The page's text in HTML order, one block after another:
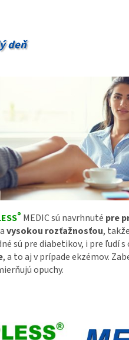
deň
® MEDIC sú navrhnuté pre
vysokou rozťažnosťou,
sú pre diabetikov, i pre ľudí
, a to aj v prípade ekzémov.
opuchy.